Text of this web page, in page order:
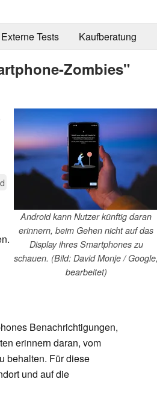
Externe Tests Kaufberatung
Zombies"
Android kann Nutzer künftig daran
erinnern, beim Gehen nicht auf das
Display ihres Smartphones zu
schauen. (Bild: David Monje / Google,
bearbeitet)
Benachrichtigungen,
erinnern daran, vom
behalten. Für diese
und auf die